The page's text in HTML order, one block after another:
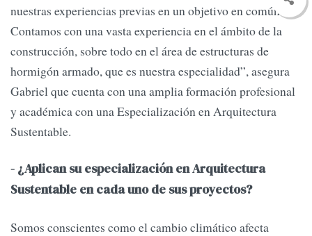
nuestras experiencias previas en un objetivo en común.
Contamos con una vasta experiencia en el ámbito de la
construcción, sobre todo en el área de estructuras de
hormigón armado, que es nuestra especialidad”, asegura
Gabriel que cuenta con una amplia formación profesional
y académica con una Especialización en Arquitectura
Sustentable.
- ¿Aplican su especialización en Arquitectura
Sustentable en cada uno de sus proyectos?
Somos conscientes como el cambio climático afecta